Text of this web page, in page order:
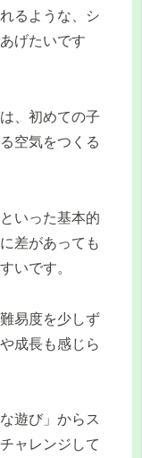
るような、シ
げたいです
、初めての子
空気をつくる
いった基本的
差があっても
いです。
易度を少しず
成長も感じら
遊び」からス
ャレンジして